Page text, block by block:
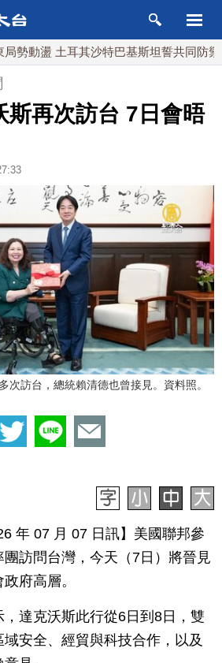
盪 土耳其沙特巴基斯坦誓共同防禦
斯再次訪台 7日會晤
次訪台，總統賴清德也曾接見。資料照。
年 07 月 07 日訊】美國聯邦參
訪問台灣，今天（7日）將晉見
府高層。
達克沃斯此行從6日到8日，雙
安全、經貿與科技合作，以及